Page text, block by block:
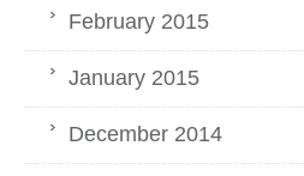
February 2015
January 2015
December 2014